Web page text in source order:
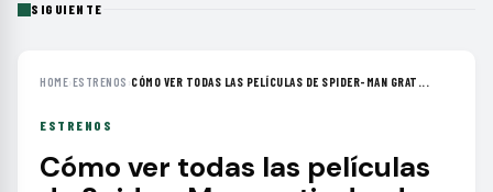
SIGUIENTE
HOME›ESTRENOS ›CÓMO VER TODAS LAS PELÍCULAS DE SPIDER-MAN GRAT...
ESTRENOS
Cómo ver todas las películas